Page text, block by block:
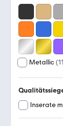
Metallic(11
Inserate